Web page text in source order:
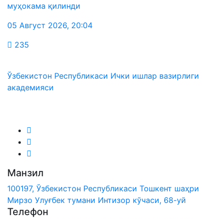
муҳокама қилинди
05 Август 2026, 20:04
235
Ўзбекистон Республикаси Ички ишлар вазирлиги
академияси
Манзил
100197, Ўзбекистон Республикаси Тошкент шаҳри
Мирзо Улуғбек тумани Интизор кўчаси, 68-уй
Телефон